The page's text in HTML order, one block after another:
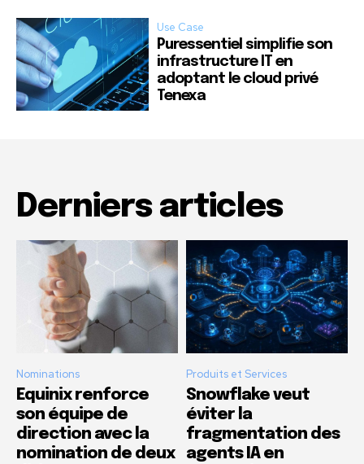
Use Case
Puressentiel simplifie son
infrastructure IT en
adoptant le cloud privé
Tenexa
Derniers articles
Nominations
Equinix renforce
son équipe de
direction avec la
nomination de deux
Produits et Services
Snowflake veut
éviter la
fragmentation des
agents IA en